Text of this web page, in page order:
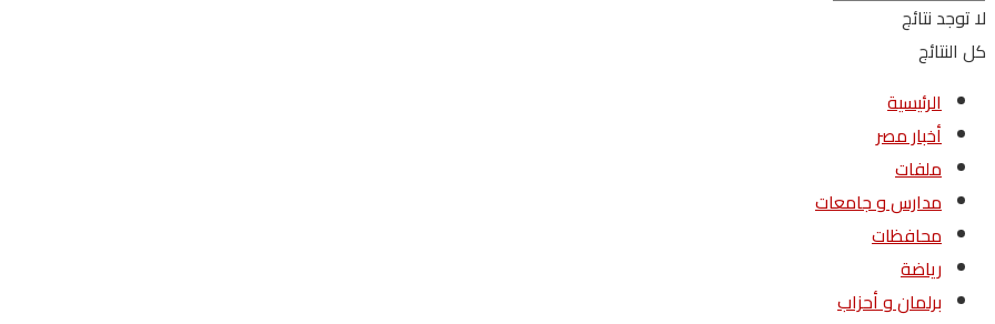
لا توجد نتائج
كل النتائج
الرئيسية
أخبار مصر
ملفات
مدارس و جامعات
محافظات
رياضة
برلمان و أحزاب